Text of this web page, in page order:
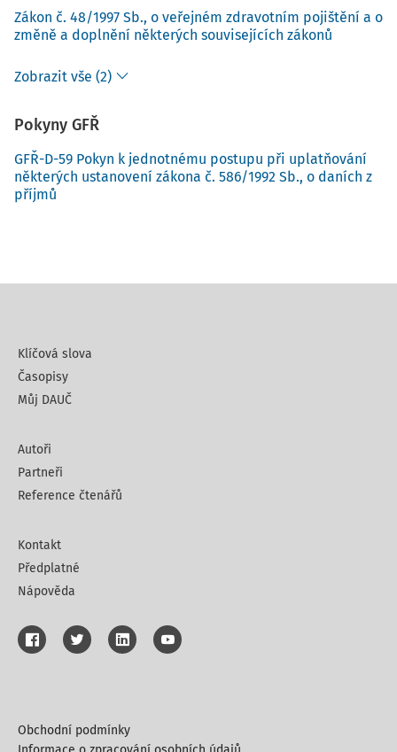
Zákon č. 48/1997 Sb., o veřejném zdravotním pojištění a o
změně a doplnění některých souvisejících zákonů
Zobrazit vše (2)
Pokyny GFŘ
GFŘ-D-59 Pokyn k jednotnému postupu při uplatňování
některých ustanovení zákona č. 586/1992 Sb., o daních z
příjmů
Klíčová slova
Časopisy
Můj DAUČ
Autoři
Partneři
Reference čtenářů
Kontakt
Předplatné
Nápověda
Obchodní podmínky